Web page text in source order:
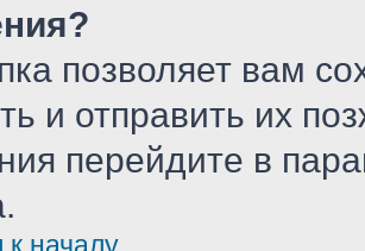
позволяет вам
и отправить их
перейдите в